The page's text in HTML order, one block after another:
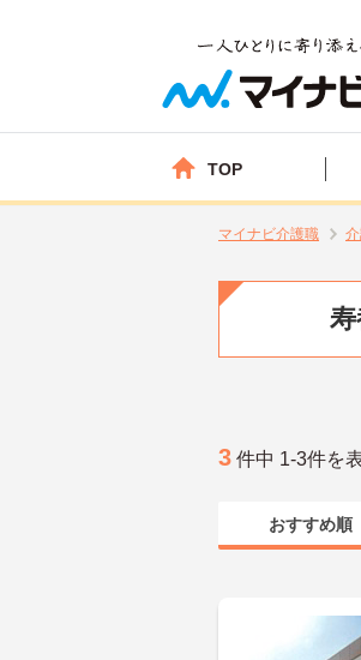
TOP
マイナビ介護職
3 件中 1-3件を
おすすめ順